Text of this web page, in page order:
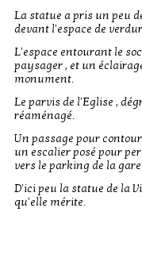
La statue a pris un peu
devant l'espace de
L'espace entourant le
paysager , et un
monument.
Le parvis de l'Eglise ,
réaménagé.
Un passage pour
un escalier posé pour
vers le parking de la
D'ici peu la statue de la
qu'elle mérite.